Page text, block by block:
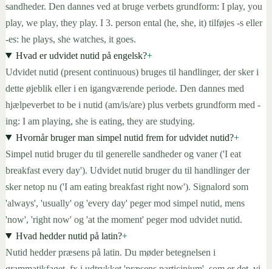
sandheder. Den dannes ved at bruge verbets grundform: I play, you
play, we play, they play. I 3. person ental (he, she, it) tilføjes -s eller
-es: he plays, she watches, it goes.
Hvad er udvidet nutid på engelsk?+
Udvidet nutid (present continuous) bruges til handlinger, der sker i
dette øjeblik eller i en igangværende periode. Den dannes med
hjælpeverbet to be i nutid (am/is/are) plus verbets grundform med -
ing: I am playing, she is eating, they are studying.
Hvornår bruger man simpel nutid frem for udvidet nutid?+
Simpel nutid bruger du til generelle sandheder og vaner ('I eat
breakfast every day'). Udvidet nutid bruger du til handlinger der
sker netop nu ('I am eating breakfast right now'). Signalord som
'always', 'usually' og 'every day' peger mod simpel nutid, mens
'now', 'right now' og 'at the moment' peger mod udvidet nutid.
Hvad hedder nutid på latin?+
Nutid hedder præsens på latin. Du møder betegnelsen i